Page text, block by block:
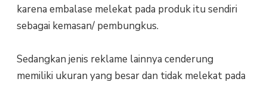
karena embalase melekat pada produk itu sendiri
sebagai kemasan/ pembungkus.
Sedangkan jenis reklame lainnya cenderung
memiliki ukuran yang besar dan tidak melekat pada